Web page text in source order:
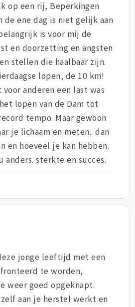
op een rij, Beperkingen
ene dag is niet gelijk aan
is voor mij de
en doorzetting en angsten
stellen die haalbaar zijn.
lopen, de 10 km!
anderen een last was
lopen van de Dam tot
tempo. Maar gewoon
je lichaam en meten.. dan
en hoeveel je kan hebben.
anders. sterkte en succes.
jonge leeftijd met een
te worden,
weer goed opgeknapt.
aan je herstel werkt en